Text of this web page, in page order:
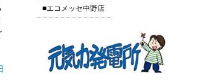
■エコメッセ中野店